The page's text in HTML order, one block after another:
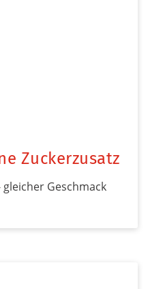
Zuckerzusatz
Geschmack